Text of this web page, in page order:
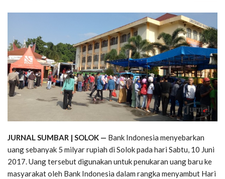
JURNAL SUMBAR | SOLOK — Bank Indonesia menyebarkan
uang sebanyak 5 milyar rupiah di Solok pada hari Sabtu, 10 Juni
2017. Uang tersebut digunakan untuk penukaran uang baru ke
masyarakat oleh Bank Indonesia dalam rangka menyambut Hari